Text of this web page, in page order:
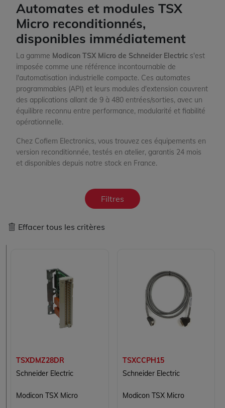
Automates et modules TSX
Micro reconditionnés,
disponibles immédiatement
La gamme Modicon TSX Micro de Schneider Electric s'est
imposée comme une référence incontournable de
l'automatisation industrielle compacte. Ces automates
programmables (API) et leurs modules d'extension couvrent
des applications allant de 9 à 480 entrées/sorties, avec un
équilibre reconnu entre performance, modularité et fiabilité
opérationnelle.
Chez Cofiem Electronics, vous trouvez ces équipements en
version reconditionnée, testés en atelier, garantis 24 mois
et disponibles depuis notre stock en France.
Filtres
Effacer tous les critères
TSXDMZ28DR
Schneider Electric
Modicon TSX Micro
TSXCCPH15
Schneider Electric
Modicon TSX Micro